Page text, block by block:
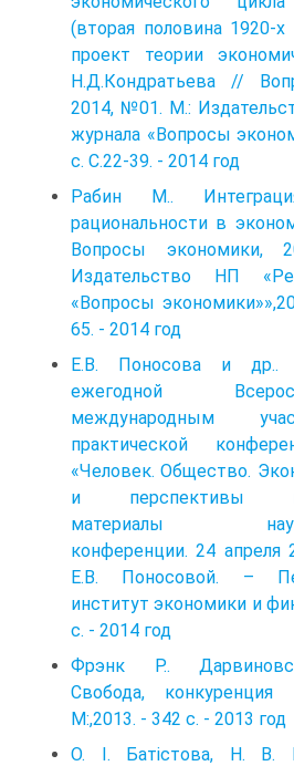
(вторая половина 1920-
проект теории
Н.Д.Кондратьева //
2014, №01. М.:
журнала «Вопросы
с. С.22-39. - 2014 год
Рабин М..
рациональности в
Вопросы
Издательство НП
«Вопросы
65. - 2014 год
Е.В. Поносова и др..
ежегодной
международным
практической
«Человек. Общество.
и перспективы
материалы научно-
конференции. 24
Е.В. Поносовой. –
институт экономики и
с. - 2014 год
Фрэнк Р..
Свобода,
М:,2013. - 342 с. - 2013 год
О. І. Батістова, Н. В.